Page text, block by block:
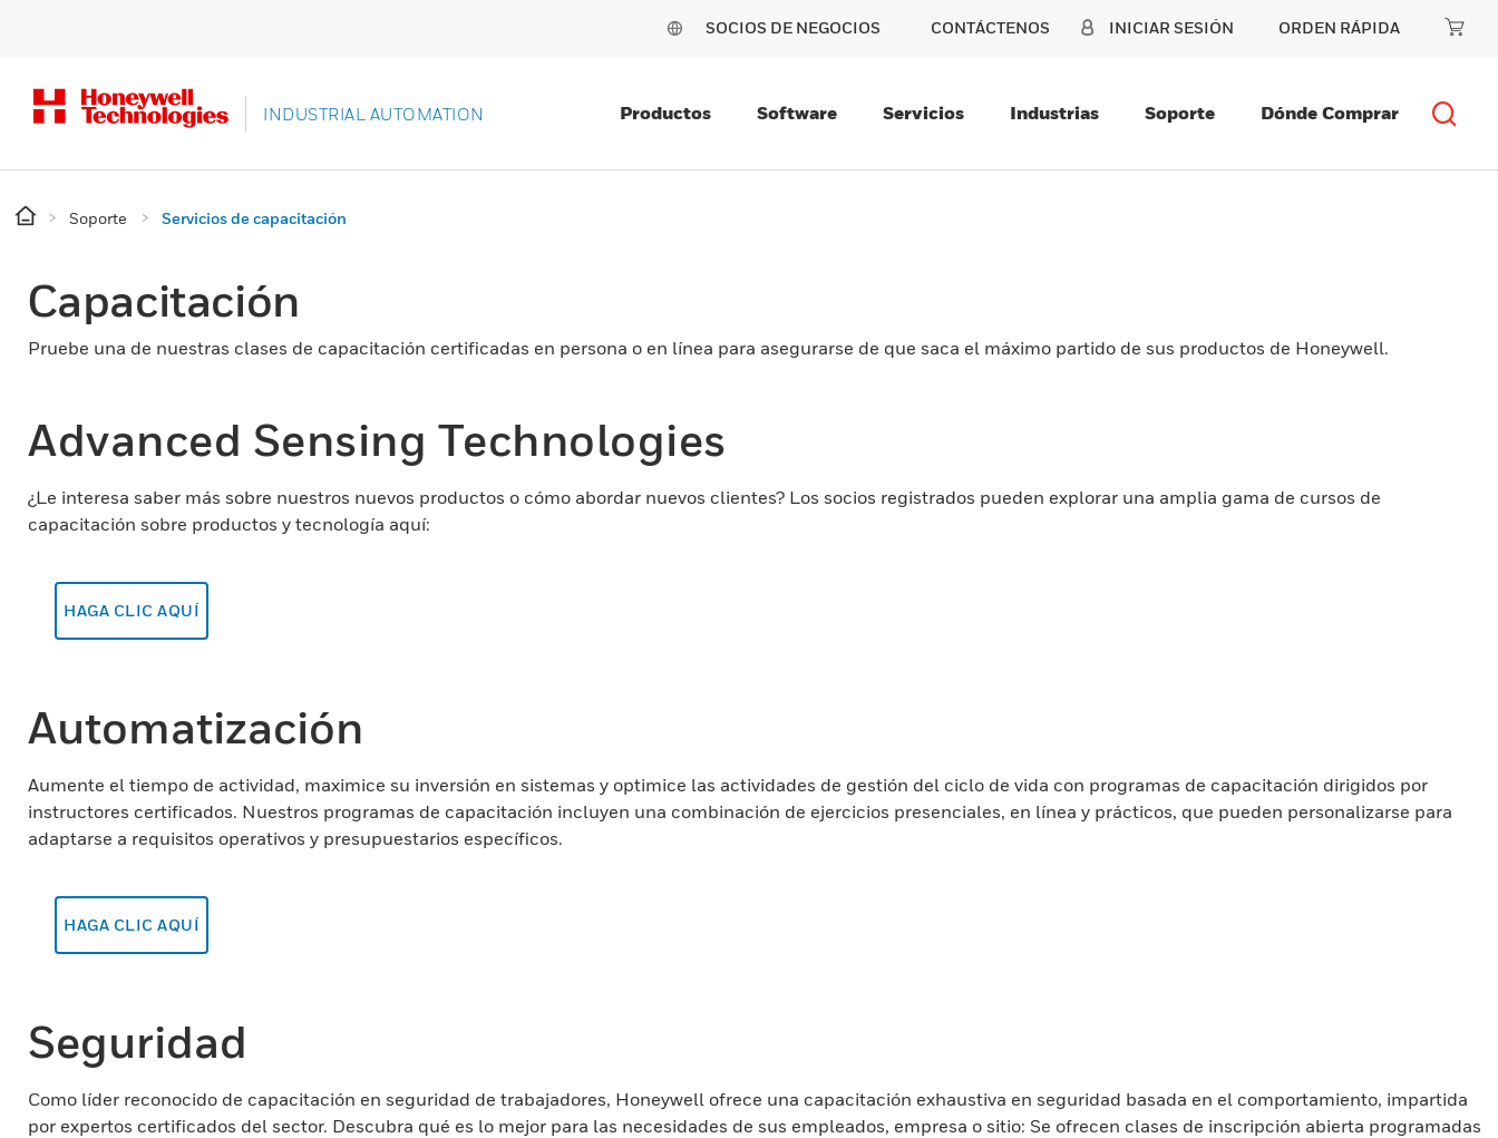
SOCIOS DE NEGOCIOS CONTÁCTENOS INICIAR SESIÓN ORDEN RÁPIDA
INDUSTRIAL AUTOMATION Productos Software Servicios Industrias Soporte Dónde Comprar
Soporte Servicios de capacitación
Capacitación
Pruebe una de nuestras clases de capacitación certificadas en persona o en línea para asegurarse de que saca el máximo partido de sus productos de Honeywell.
Advanced Sensing Technologies
¿Le interesa saber más sobre nuestros nuevos productos o cómo abordar nuevos clientes? Los socios registrados pueden explorar una amplia gama de cursos de
capacitación sobre productos y tecnología aquí:
HAGA CLIC AQUÍ
Automatización
Aumente el tiempo de actividad, maximice su inversión en sistemas y optimice las actividades de gestión del ciclo de vida con programas de capacitación dirigidos por
instructores certificados. Nuestros programas de capacitación incluyen una combinación de ejercicios presenciales, en línea y prácticos, que pueden personalizarse para
adaptarse a requisitos operativos y presupuestarios específicos.
HAGA CLIC AQUÍ
Seguridad
Como líder reconocido de capacitación en seguridad de trabajadores, Honeywell ofrece una capacitación exhaustiva en seguridad basada en el comportamiento, impartida
por expertos certificados del sector. Descubra qué es lo mejor para las necesidades de sus empleados, empresa o sitio: Se ofrecen clases de inscripción abierta programadas